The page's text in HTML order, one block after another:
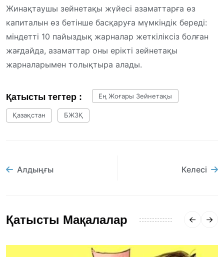
Жинақтаушы зейнетақы жүйесі азаматтарға өз
капиталын өз бетінше басқаруға мүмкіндік береді:
міндетті 10 пайыздық жарналар жеткіліксіз болған
жағдайда, азаматтар оны ерікті зейнетақы
жарналарымен толықтыра алады.
Қатысты тегтер : Ең Жоғары Зейнетақы
Қазақстан БЖЗҚ
Алдыңғы Келесі
Қатысты Мақалалар